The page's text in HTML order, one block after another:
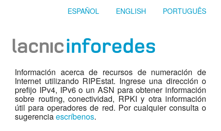
ESPAÑOL ENGLISH PORTUGUÊS
Información acerca de recursos de numeración de
Internet utilizando RIPEstat. Ingrese una dirección o
prefijo IPv4, IPv6 o un ASN para obtener información
sobre routing, conectividad, RPKI y otra información
útil para operadores de red. Por cualquier consulta o
sugerenciaescríbenos.